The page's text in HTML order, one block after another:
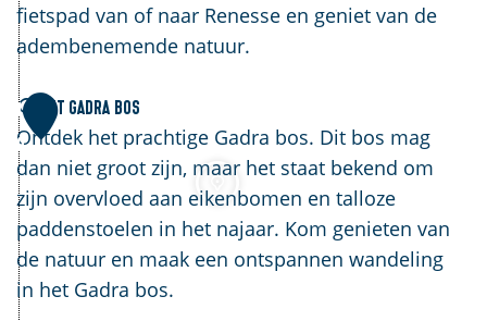
R
e
n
e
s
s
e
fietspad van of naar Renesse en geniet van de
adembenemende natuur.
o
n
g
r
o
n
d
e
n
1
0
Het Gadra bos
Ontdek het prachtige Gadra bos. Dit bos mag
dan niet groot zijn, maar het staat bekend om
zijn overvloed aan eikenbomen en talloze
paddenstoelen in het najaar. Kom genieten van
de natuur en maak een ontspannen wandeling
in het Gadra bos.
H
e
t
G
a
d
r